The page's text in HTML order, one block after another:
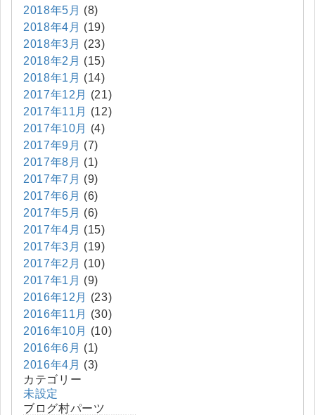
2018年5月 (8)
2018年4月 (19)
2018年3月 (23)
2018年2月 (15)
2018年1月 (14)
2017年12月
(21)
2017年11月
(12)
2017年10月
(4)
2017年9月 (7)
2017年8月 (1)
2017年7月 (9)
2017年6月 (6)
2017年5月 (6)
2017年4月 (15)
2017年3月 (19)
2017年2月 (10)
2017年1月 (9)
2016年12月
(23)
2016年11月
(30)
2016年10月
(10)
2016年6月 (1)
2016年4月 (3)
カテゴリー
未設定
ブログ村パーツ